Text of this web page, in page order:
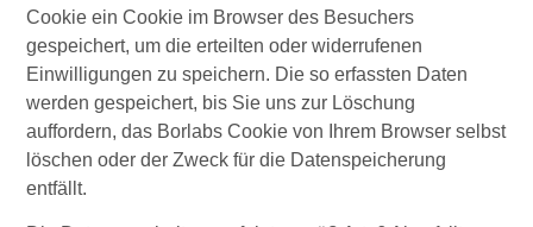
Cookie ein Cookie im Browser des Besuchers
gespeichert, um die erteilten oder widerrufenen
Einwilligungen zu speichern. Die so erfassten Daten
werden gespeichert, bis Sie uns zur Löschung
auffordern, das Borlabs Cookie von Ihrem Browser selbst
löschen oder der Zweck für die Datenspeicherung
entfällt.